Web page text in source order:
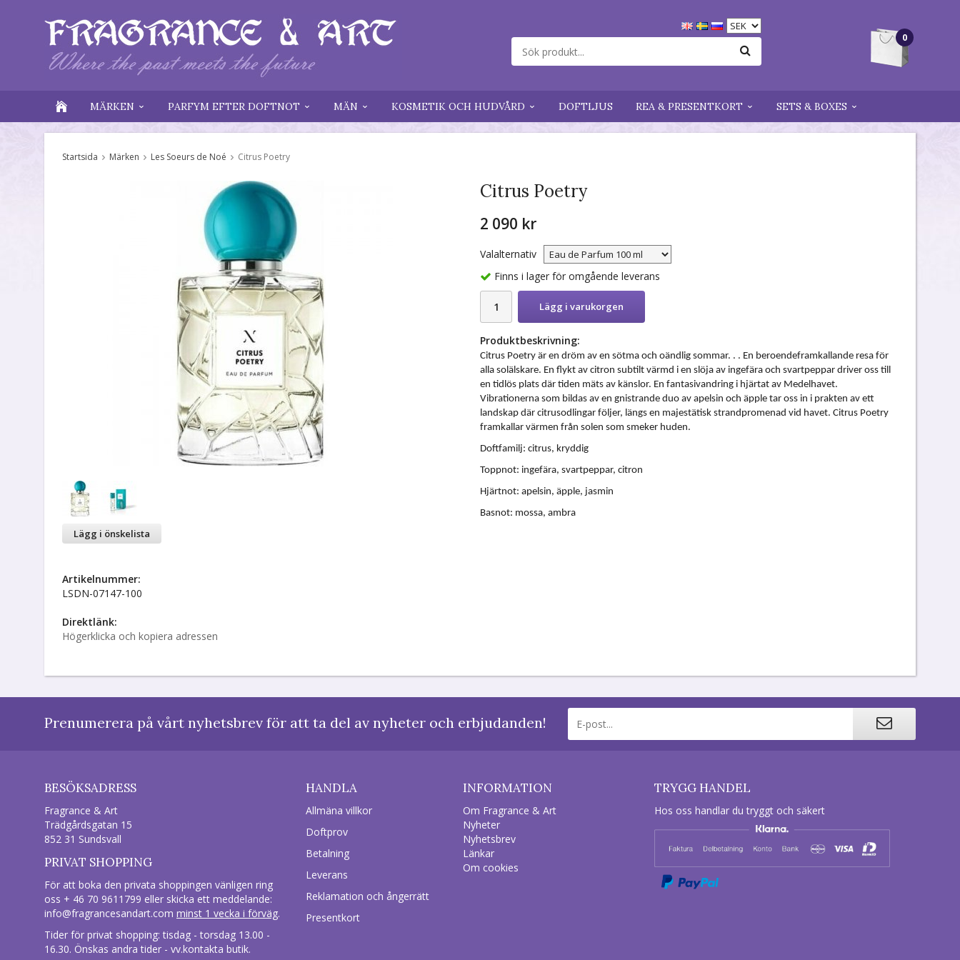
0
MÄRKEN PARFYM EFTER DOFTNOT MÄN KOSMETIK OCH HUDVÅRD DOFTLJUS REA & PRESENTKORT SETS & BOXES
Startsida Märken Les Soeurs de Noé Citrus Poetry
Citrus Poetry
2 090 kr
Valalternativ
Finns i lager för omgående leverans
Lägg i varukorgen
Produktbeskrivning:
Citrus Poetry är en dröm av en sötma och oändlig sommar. . . En beroendeframkallande resa för
alla solälskare. En flykt av citron subtilt värmd i en slöja av ingefära och svartpeppar driver oss till
en tidlös plats där tiden mäts av känslor. En fantasivandring i hjärtat av Medelhavet.
Vibrationerna som bildas av en gnistrande duo av apelsin och äpple tar oss in i prakten av ett
landskap där citrusodlingar följer, längs en majestätisk strandpromenad vid havet. Citrus Poetry
framkallar värmen från solen som smeker huden.
Doftfamilj: citrus, kryddig
Toppnot: ingefära, svartpeppar, citron
Hjärtnot: apelsin, äpple, jasmin
Basnot: mossa, ambra
Lägg i önskelista
Artikelnummer:
LSDN-07147-100
Direktlänk:
Högerklicka och kopiera adressen
Prenumerera på vårt nyhetsbrev för att ta del av nyheter och erbjudanden!
BESÖKSADRESS
Fragrance & Art
Trädgårdsgatan 15
852 31 Sundsvall
PRIVAT SHOPPING
För att boka den privata shoppingen vänligen ring
oss + 46 70 9611799 eller skicka ett meddelande:
info@fragrancesandart.com minst 1 vecka i förväg.
Tider för privat shopping: tisdag - torsdag 13.00 -
16.30. Önskas andra tider - vv.kontakta butik.
HANDLA
Allmäna villkor
Doftprov
Betalning
Leverans
Reklamation och ångerrätt
Presentkort
INFORMATION
Om Fragrance & Art
Nyheter
Nyhetsbrev
Länkar
Om cookies
TRYGG HANDEL
Hos oss handlar du tryggt och säkert